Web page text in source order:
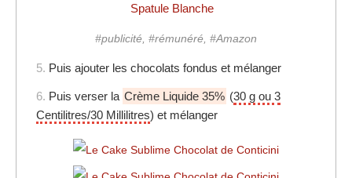
Spatule Blanche
#publicité, #rémunéré, #Amazon
5. Puis ajouter les chocolats fondus et mélanger
6. Puis verser la Crème Liquide 35% (30 g ou 3
Centilitres/30 Millilitres) et mélanger